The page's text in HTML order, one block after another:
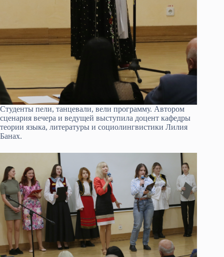
Студенты пели, танцевали, вели программу. Автором
сценария вечера и ведущей выступила доцент кафедры
теории языка, литературы и социолингвистики Лилия
Банах.